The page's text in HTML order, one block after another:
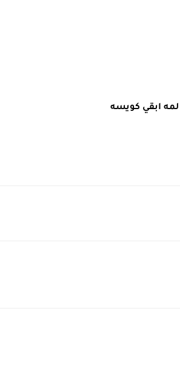
لمه ابقي كويسه